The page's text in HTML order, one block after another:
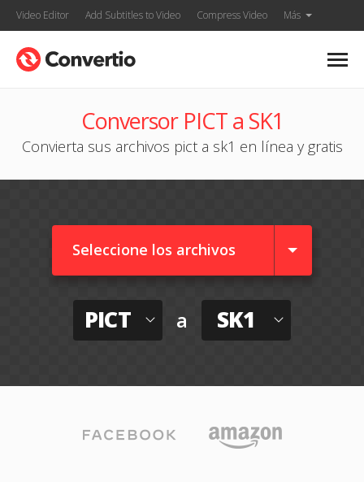
Video Editor Add Subtitles to Video Compress Video Más
Conversor PICT a SK1
Convierta sus archivos pict a sk1 en línea y gratis
Seleccione los archivos
PICT a SK1